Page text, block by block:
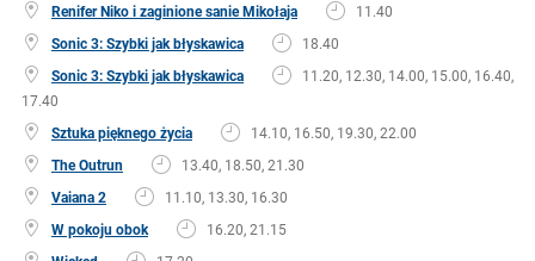
Renifer Niko i zaginione sanie Mikołaja
11.40
Sonic 3: Szybki jak błyskawica
18.40
Sonic 3: Szybki jak błyskawica
11.20, 12.30, 14.00, 15.00, 16.40,
17.40
Sztuka pięknego życia
14.10, 16.50, 19.30, 22.00
The Outrun
13.40, 18.50, 21.30
Vaiana 2
11.10, 13.30, 16.30
W pokoju obok
16.20, 21.15